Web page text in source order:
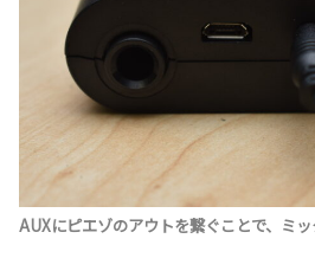
AUXにピエゾのアウトを繋ぐことで、ミ